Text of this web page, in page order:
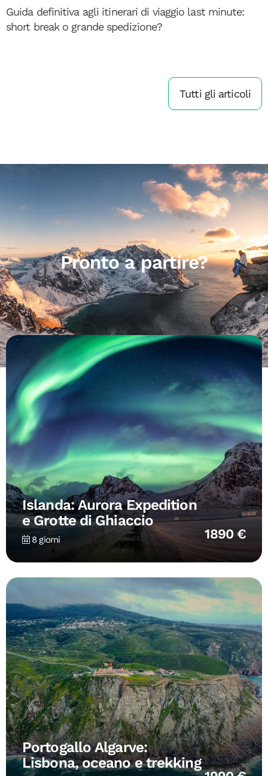
Guida definitiva agli itinerari di viaggio last minute:
short break o grande spedizione?
Tutti gli articoli
Pronto a partire?
Islanda: Aurora Expedition
e Grotte di Ghiaccio
8 giorni 1890 €
Portogallo Algarve:
Lisbona, oceano e trekking